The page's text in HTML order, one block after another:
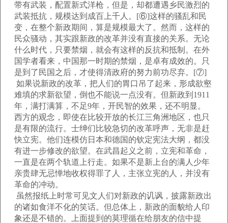
带有武装，配置新式洋枪，但是，却都遭遇乡民激烈的
武装抵抗，规模达到成百上千人。[⑥]这样的骚乱和民
变，在整个新政期间，算是规模最大了。然而，这样的
民众骚动，其实跟新政的改革并没有直接的关系。无论
什么时代，只要禁烟，就会有这样的反抗和抵制。在外
国学者看来，中国那一时期的禁烟，是卓有成效的。只
是到了民国之后，才使得清政府的努力前功尽弃。[⑦]
如果说新政的改革，把人们的胃口吊了起来，形成欲壑
难填的求新欲望，倒也不能说一点没有。但新政到1911
年，满打满算，不足9年，开民智的效果，还不明显。
西方的观念，即使在比较开放的长江三角洲地区，也只
是有限的流行。士绅们比较急切的改革呼声，无非是赶
快立宪。他们连模仿日本和德国的钦定宪法大纲，都没
有进一步修改的欲望。在武昌起义之前，立宪和革命，
一直是在两个轨道上行走。如果不是新上台的满人少年
亲贵肆无忌惮地收权得罪了人，主张立宪的人，并没有
革命的冲动。
虽然报纸上时常可见文人们对新政的讥讽，披露新政出
的诸如食洋不化的笑话。但总体上，新政的面貌给人印
象还是不错的。上面提到的莫理循在给朋友的信中提